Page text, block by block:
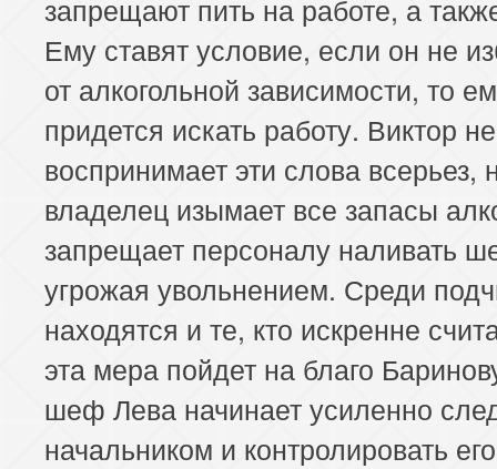
запрещают пить на работе, а
Ему ставят условие, если он не
от алкогольной зависимости, то
придется искать работу. Виктор не
воспринимает эти слова всерьез,
владелец изымает все запасы
запрещает персоналу наливать
угрожая увольнением. Среди
находятся и те, кто искренне
эта мера пойдет на благо
шеф Лева начинает усиленно
начальником и контролировать